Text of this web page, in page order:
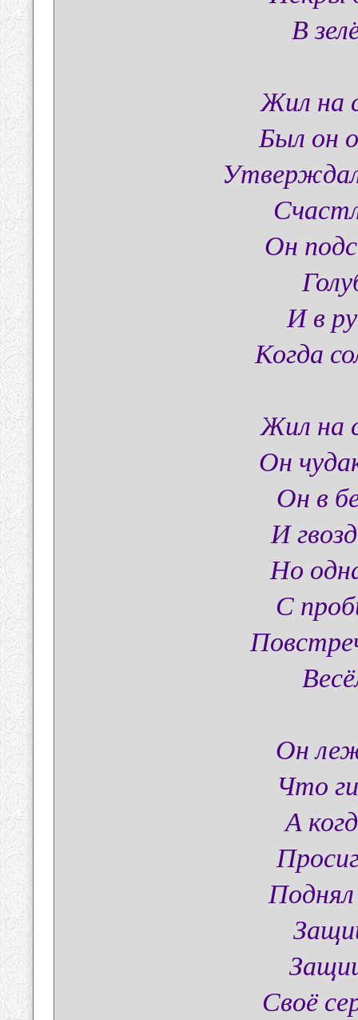
В
Жил на
Был он
Он
И в
Когда
Жил на
Он
Он в
И
Но
С
Он
Что
А
Поднял
Своё